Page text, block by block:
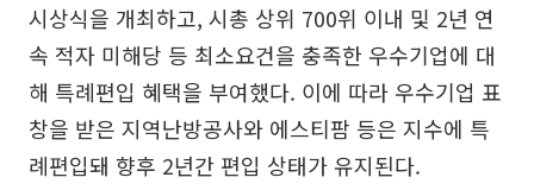
시상식을 개최하고, 시총 상위 700위 이내 및 2년 연
속 적자 미해당 등 최소요건을 충족한 우수기업에 대
해 특례편입 혜택을 부여했다. 이에 따라 우수기업 표
창을 받은 지역난방공사와 에스티팜 등은 지수에 특
례편입돼 향후 2년간 편입 상태가 유지된다.